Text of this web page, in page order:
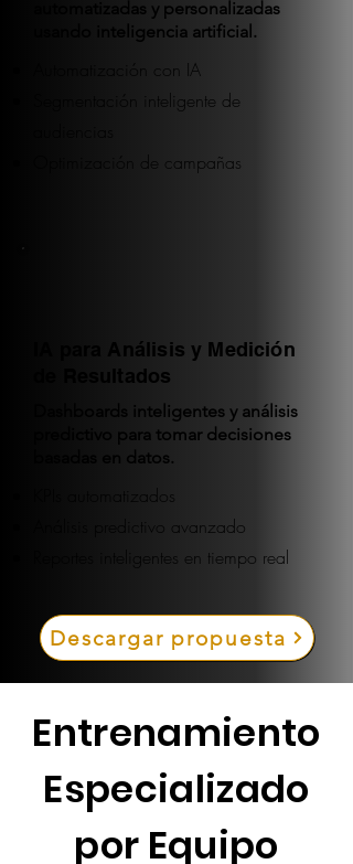
automatizadas y personalizadas
usando inteligencia artificial.
Automatización con IA
Segmentación inteligente de
Optimización de campañas
IA para Análisis y Medición
de Resultados
Dashboards inteligentes y análisis
predictivo para tomar decisiones
basadas en datos.
KPIs automatizados
Análisis predictivo avanzado
Reportes inteligentes en tiempo real
Descargar propuesta
Entrenamiento
Especializado
por Equipo